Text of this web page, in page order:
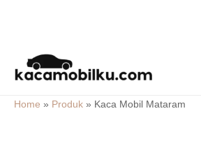
content
Home » Produk » Kaca Mobil Mataram